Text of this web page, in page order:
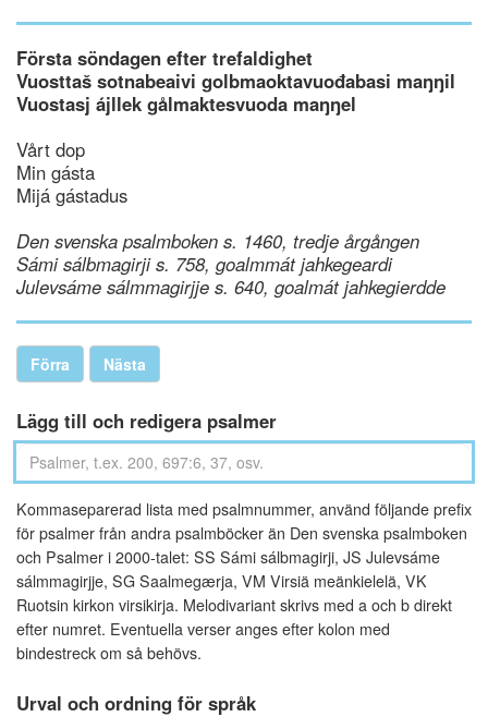
Första söndagen efter trefaldighet
Vuosttaš sotnabeaivi golbmaoktavuođabasi maŋŋil
Vuostasj ájllek gålmaktesvuoda maŋŋel
Vårt dop
Min gásta
Mijá gástadus
Den svenska psalmboken s. 1460, tredje årgången
Sámi sálbmagirji s. 758, goalmmát jahkegeardi
Julevsáme sálmmagirjje s. 640, goalmát jahkegierdde
Förra Nästa
Lägg till och redigera psalmer
Kommaseparerad lista med psalmnummer, använd följande prefix
för psalmer från andra psalmböcker än Den svenska psalmboken
och Psalmer i 2000-talet: SS Sámi sálbmagirji, JS Julevsáme
sálmmagirjje, SG Saalmegærja, VM Virsiä meänkielelä, VK
Ruotsin kirkon virsikirja. Melodivariant skrivs med a och b direkt
efter numret. Eventuella verser anges efter kolon med
bindestreck om så behövs.
Urval och ordning för språk